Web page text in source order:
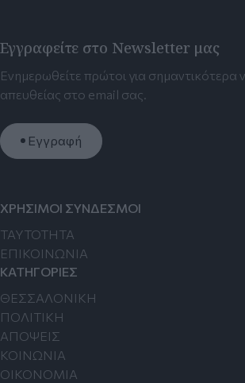
Εγγραφείτε στο Newsletter μας
Ενημερωθείτε πρώτοι για σημαντικότερα
απευθείας στο email σας.
Εγγραφή
ΧΡΗΣΙΜΟΙ ΣΥΝΔΕΣΜΟΙ
TAYTOTHTA
ΕΠΙΚΟΙΝΩΝΙΑ
ΚΑΤΗΓΟΡΙΕΣ
ΘΕΣΣΑΛΟΝΙΚΗ
ΠΟΛΙΤΙΚΗ
ΑΠΟΨΕΙΣ
ΚΟΙΝΩΝΙΑ
ΟΙΚΟΝΟΜΙΑ